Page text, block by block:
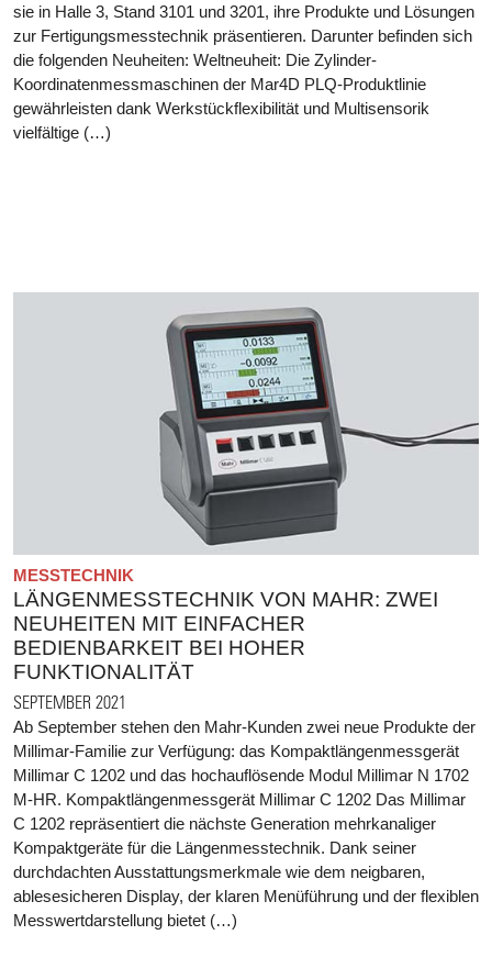
sie in Halle 3, Stand 3101 und 3201, ihre Produkte und Lösungen
zur Fertigungsmesstechnik präsentieren. Darunter befinden sich
die folgenden Neuheiten: Weltneuheit: Die Zylinder-
Koordinatenmessmaschinen der Mar4D PLQ-Produktlinie
gewährleisten dank Werkstückflexibilität und Multisensorik
vielfältige (…)
MESSTECHNIK
LÄNGENMESSTECHNIK VON MAHR: ZWEI
NEUHEITEN MIT EINFACHER
BEDIENBARKEIT BEI HOHER
FUNKTIONALITÄT
SEPTEMBER 2021
Ab September stehen den Mahr-Kunden zwei neue Produkte der
Millimar-Familie zur Verfügung: das Kompaktlängenmessgerät
Millimar C 1202 und das hochauflösende Modul Millimar N 1702
M-HR. Kompaktlängenmessgerät Millimar C 1202 Das Millimar
C 1202 repräsentiert die nächste Generation mehrkanaliger
Kompaktgeräte für die Längenmesstechnik. Dank seiner
durchdachten Ausstattungsmerkmale wie dem neigbaren,
ablesesicheren Display, der klaren Menüführung und der flexiblen
Messwertdarstellung bietet (…)